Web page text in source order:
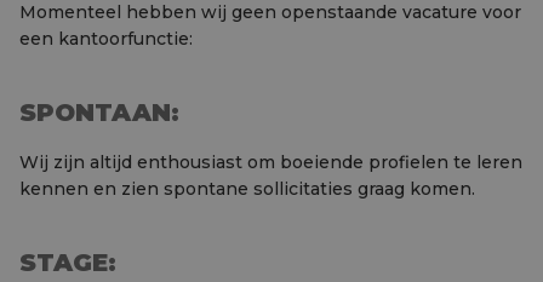
Momenteel hebben wij geen openstaande vacature voor
een kantoorfunctie:
SPONTAAN:
Wij zijn altijd enthousiast om boeiende profielen te leren
kennen en zien spontane sollicitaties graag komen.
STAGE: